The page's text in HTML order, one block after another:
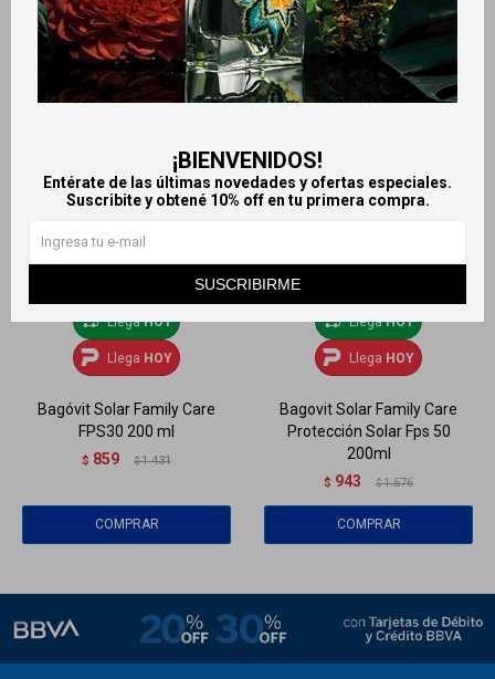
¡BIENVENIDOS!
Entérate de las últimas novedades y ofertas especiales.
Suscribite y obtené 10% off en tu primera compra.
SUSCRIBIRME
LlegaHOY
Llega HOY
Bagóvit Solar Family Care
FPS30 200 ml
$ 859 $ 1.431
LlegaHOY
Llega HOY
Bagovit Solar Family Care
Protección Solar Fps 50
200ml
$ 943 $ 1.576